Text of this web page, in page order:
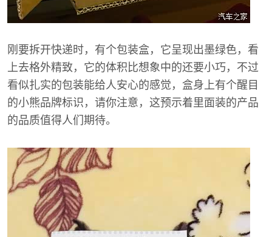
刚要拆开快递时，有个包装盒，它呈现出墨绿色，看
上去格外精致，它的体积比想象中的还要小巧，不过
看似扎实的包装能给人安心的感觉，盒身上有个醒目
的小熊品牌标识，请你注意，这预示着里面装的产品
的品质值得人们期待。